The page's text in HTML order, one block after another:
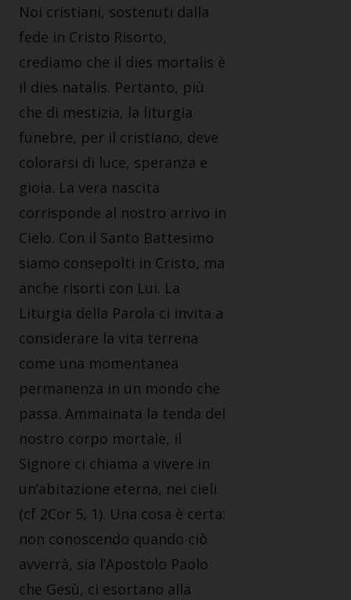
Noi cristiani, sostenuti dalla
fede in Cristo Risorto,
crediamo che il dies mortalis è
il dies natalis. Pertanto, più
che di mestizia, la liturgia
funebre, per il cristiano, deve
colorarsi di luce, speranza e
gioia. La vera nascita
corrisponde al nostro arrivo in
Cielo. Con il Santo Battesimo
siamo consepolti in Cristo, ma
anche risorti con Lui. La
Liturgia della Parola ci invita a
considerare la vita terrena
come una momentanea
permanenza in un mondo che
passa. Ammainata la tenda del
nostro corpo mortale, il
Signore ci chiama a vivere in
un’abitazione eterna, nei cieli
(cf 2Cor 5, 1). Una cosa è certa:
non conoscendo quando ciò
avverrà, sia l’Apostolo Paolo
che Gesù, ci esortano alla